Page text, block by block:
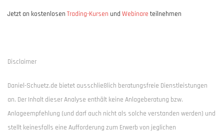
Jetzt an kostenlosen Trading-Kursen und Webinare teilnehmen
Disclaimer
Daniel-Schuetz.de bietet ausschließlich beratungsfreie Dienstleistungen
an. Der Inhalt dieser Analyse enthält keine Anlageberatung bzw.
Anlageempfehlung (und darf auch nicht als solche verstanden werden) und
stellt keinesfalls eine Aufforderung zum Erwerb von jeglichen